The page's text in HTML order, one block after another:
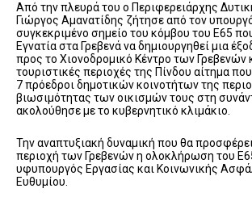
Από την πλευρά του ο Περιφερειάρχης
Γιώργος Αμανατίδης ζήτησε από τον
συγκεκριμένο σημείο του κόμβου του Ε65
Εγνατία στα Γρεβενά να δημιουργηθεί μια
προς το Χιονοδρομικό Κέντρο των Γρεβενών
τουριστικές περιοχές της Πίνδου αίτημα
7 πρόεδροι δημοτικών κοινοτήτων της
βιωσιμότητας των οικισμών τους στη
ακολούθησε με το κυβερνητικό κλιμάκιο.
Την αναπτυξιακή δυναμική που θα
περιοχή των Γρεβενών η ολοκλήρωση του
υφυπουργός Εργασίας και Κοινωνικής
Ευθυμίου.